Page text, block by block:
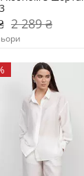
2 289 ₴